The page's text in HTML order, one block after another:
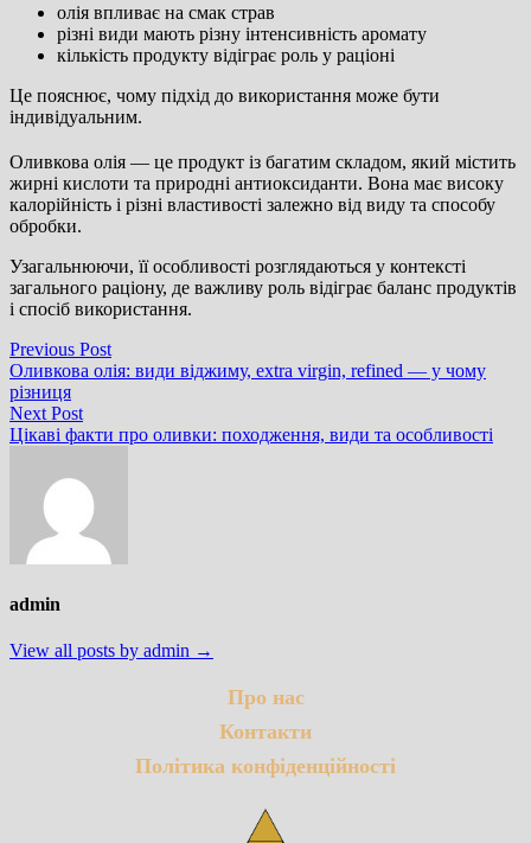
олія впливає на смак страв
різні види мають різну інтенсивність аромату
кількість продукту відіграє роль у раціоні
Це пояснює, чому підхід до використання може бути
індивідуальним.
Оливкова олія — це продукт із багатим складом, який містить
жирні кислоти та природні антиоксиданти. Вона має високу
калорійність і різні властивості залежно від виду та способу
обробки.
Узагальнюючи, її особливості розглядаються у контексті
загального раціону, де важливу роль відіграє баланс продуктів
і спосіб використання.
Навігація
записів
Previous PostPrevious
post:
Оливкова олія: види віджиму, extra virgin, refined — у чому
різниця
Next PostNext
post:
Цікаві факти про оливки: походження, види та особливості
admin
View all posts by admin →
Про нас
Контакти
Політика конфіденційності